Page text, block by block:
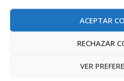
ACEPTAR
RECHAZAR
VER
Vlad